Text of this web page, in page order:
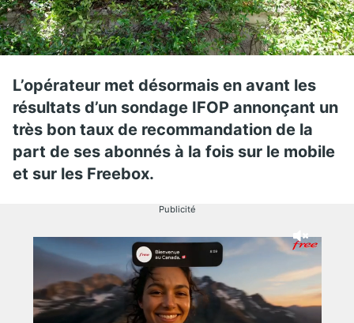
L’opérateur met désormais en avant les
résultats d’un sondage IFOP annonçant un
très bon taux de recommandation de la
part de ses abonnés à la fois sur le mobile
et sur les Freebox.
Publicité